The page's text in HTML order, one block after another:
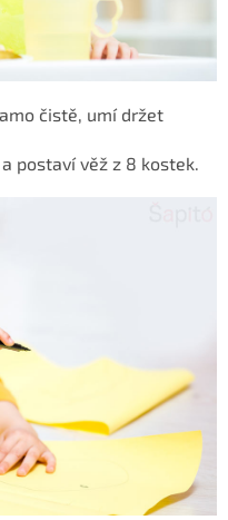
čistě, umí držet
postaví věž z 8 kostek.